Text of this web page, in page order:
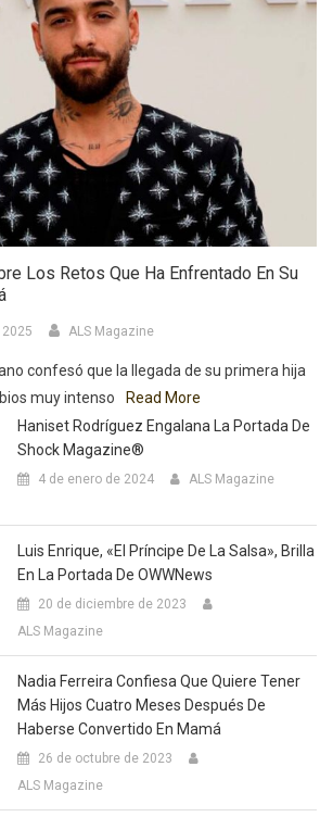
Los Retos Que Ha Enfrentado En Su
ALS Magazine
confesó que la llegada de su primera hija
muy intenso
Read More
Haniset Rodríguez Engalana La Portada De
Shock Magazine®
4 de enero de 2024 ALS Magazine
Luis Enrique, «El Príncipe De La Salsa», Brilla
En La Portada De OWWNews
20 de diciembre de 2023
ALS Magazine
Nadia Ferreira Confiesa Que Quiere Tener
Más Hijos Cuatro Meses Después De
Haberse Convertido En Mamá
26 de octubre de 2023
ALS Magazine